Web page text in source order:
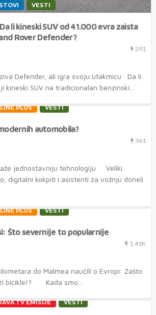
VESTI
li kineski SUV od 41.000 evra zaista
Rover Defender?
291
Defender, ali igra svoju utakmicu Da li
kineski SUV na tradicionalan benzinski...
PLUS VESTI
automobila?
361
jednostavniju tehnologiju Veliki
digitalni kokpiti i asistenti za vožnju doneli
PLUS VESTI
Što severnije to popularnije
1.41K
do Malmea naučili o Evropi: Zašto
bicikle!? Kada smo...
TV EMISIJE VESTI